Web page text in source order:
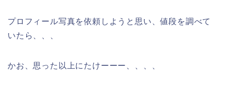
プロフィール写真を依頼しようと思い、値段を調べて
いたら、、、
かお、思った以上にたけーーー、、、、